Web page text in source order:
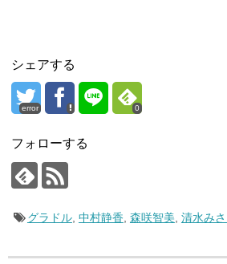
シェアする
error 0
フォローする
グラドル, 中村静香 森咲智美 清水みさ